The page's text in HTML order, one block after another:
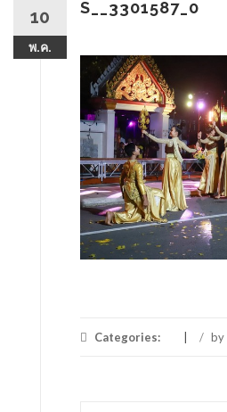
10
พ.ค.
S__3301587_0
Categories: / by